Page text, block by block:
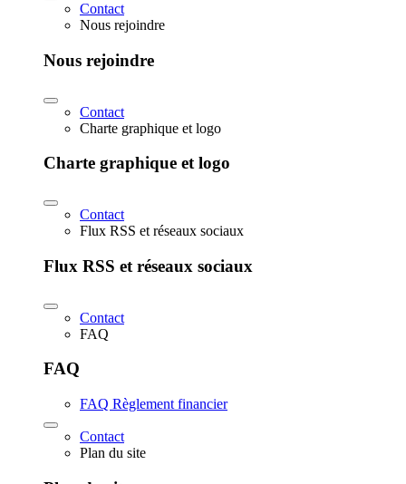
Contact
Nous rejoindre
Nous rejoindre
Contact
Charte graphique et logo
Charte graphique et logo
Contact
Flux RSS et réseaux sociaux
Flux RSS et réseaux sociaux
Contact
FAQ
FAQ
FAQ Règlement financier
Contact
Plan du site